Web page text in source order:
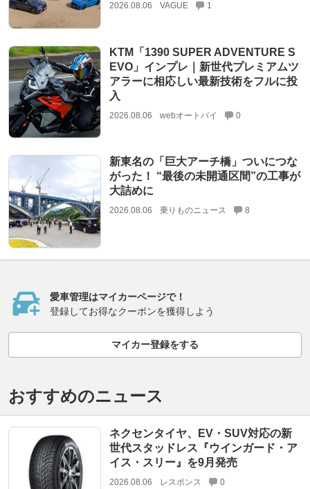
2026.08.06 VAGUE 1
KTM「1390 SUPER ADVENTURE S
EVO」インプレ｜新世代プレミアムツ
アラーに相応しい最新技術をフルに投
入
2026.08.06 webオートバイ 0
新東名の「巨大アーチ橋」ついにつな
がった！ “最後の未開通区間”の工事が
大詰めに
2026.08.06 乗りものニュース 8
愛車管理はマイカーページで！
登録してお得なクーポンを獲得しよう
マイカー登録をする
おすすめのニュース
ネクセンタイヤ、EV・SUV対応の新
世代スタッドレス『ウインガード・ア
イス・スリー』を9月発売
2026.08.06 レスポンス 0